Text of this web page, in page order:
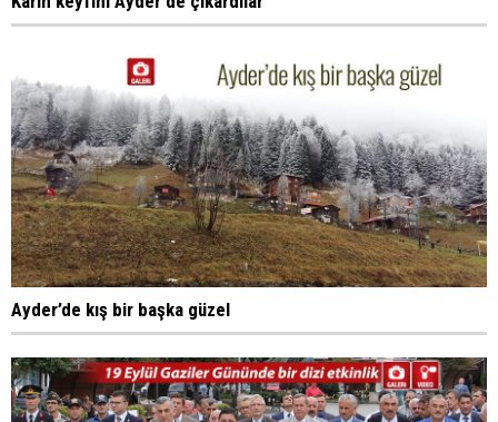
Ayder’de kış bir başka güzel